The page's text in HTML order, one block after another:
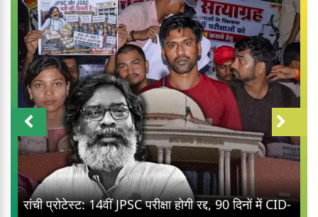
रांची प्रोटेस्ट: 14वीं JPSC परीक्षा होगी रद्द, 90 दिनों में CID-